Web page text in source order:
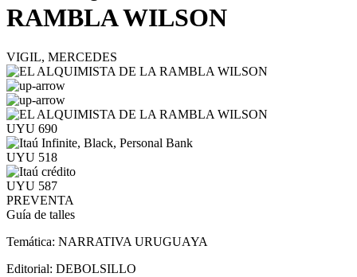
RAMBLA WILSON
VIGIL, MERCEDES
UYU 690
UYU 518
UYU 587
PREVENTA
Guía de talles
Temática: NARRATIVA URUGUAYA
Editorial: DEBOLSILLO